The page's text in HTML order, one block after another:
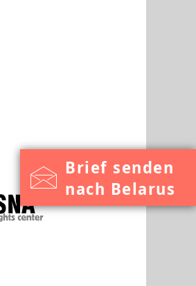
Brief senden
nach Belarus